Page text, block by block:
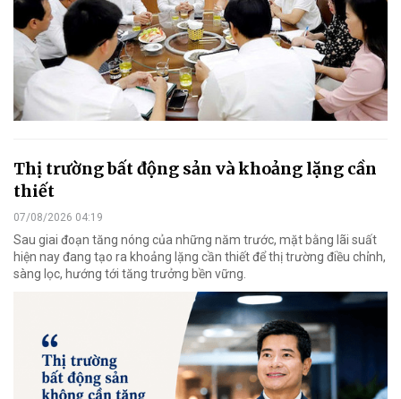
Thị trường bất động sản và khoảng lặng cần
thiết
07/08/2026 04:19
Sau giai đoạn tăng nóng của những năm trước, mặt bằng lãi suất
hiện nay đang tạo ra khoảng lặng cần thiết để thị trường điều chỉnh,
sàng lọc, hướng tới tăng trưởng bền vững.